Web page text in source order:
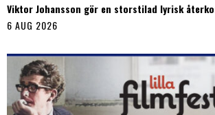
Viktor Johansson gör en storstilad lyrisk
6 AUG 2026